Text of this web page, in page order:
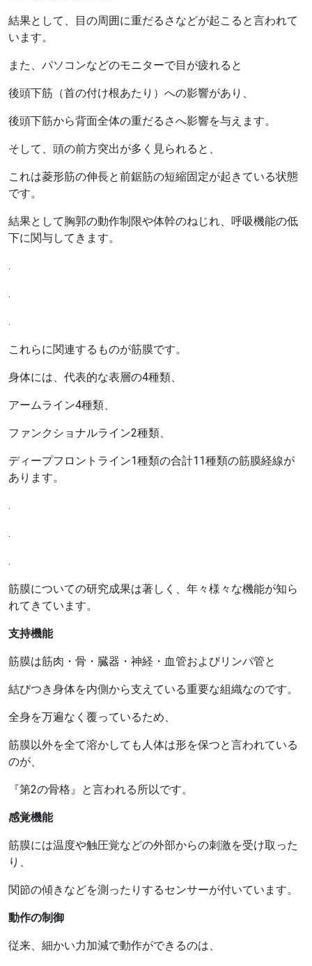
結果として、目の周囲に重だるさなどが起こると言われて
います。
また、パソコンなどのモニターで目が疲れると
後頭下筋（首の付け根あたり）への影響があり、
後頭下筋から背面全体の重だるさへ影響を与えます。
そして、頭の前方突出が多く見られると、
これは菱形筋の伸長と前鋸筋の短縮固定が起きている状態
です。
結果として胸郭の動作制限や体幹のねじれ、呼吸機能の低
下に関与してきます。
.
.
.
これらに関連するものが筋膜です。
身体には、代表的な表層の4種類、
アームライン4種類、
ファンクショナルライン2種類、
ディープフロントライン1種類の合計11種類の筋膜経線が
あります。
.
.
.
筋膜についての研究成果は著しく、年々様々な機能が知ら
れてきています。
支持機能
筋膜は筋肉・骨・臓器・神経・血管およびリンパ管と
結びつき身体を内側から支えている重要な組織なのです。
全身を万遍なく覆っているため、
筋膜以外を全て溶かしても人体は形を保つと言われている
のが、
『第2の骨格』と言われる所以です。
感覚機能
筋膜には温度や触圧覚などの外部からの刺激を受け取った
り、
関節の傾きなどを測ったりするセンサーが付いています。
動作の制御
従来、細かい力加減で動作ができるのは、